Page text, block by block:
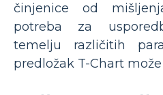
činjenice od
potreba za
temelju različitih
predložak T-Chart